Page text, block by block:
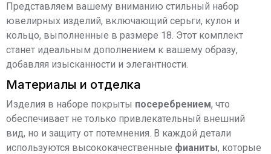
Представляем вашему вниманию стильный набор
ювелирных изделий, включающий серьги, кулон и
кольцо, выполненные в размере 18. Этот комплект
станет идеальным дополнением к вашему образу,
добавляя изысканности и элегантности.
Материалы и отделка
Изделия в наборе покрыты посеребрением, что
обеспечивает не только привлекательный внешний
вид, но и защиту от потемнения. В каждой детали
используются высококачественные фианиты, которые